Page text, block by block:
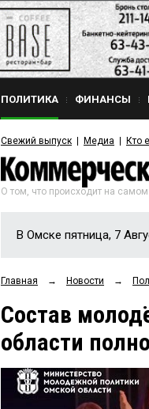
ПОЛИТИКА ФИНАНСЫ
Свежий выпуск Медиа Кто
О том, что происходит на
В Омске пятница, 7
Главная → Новости →
Состав
области